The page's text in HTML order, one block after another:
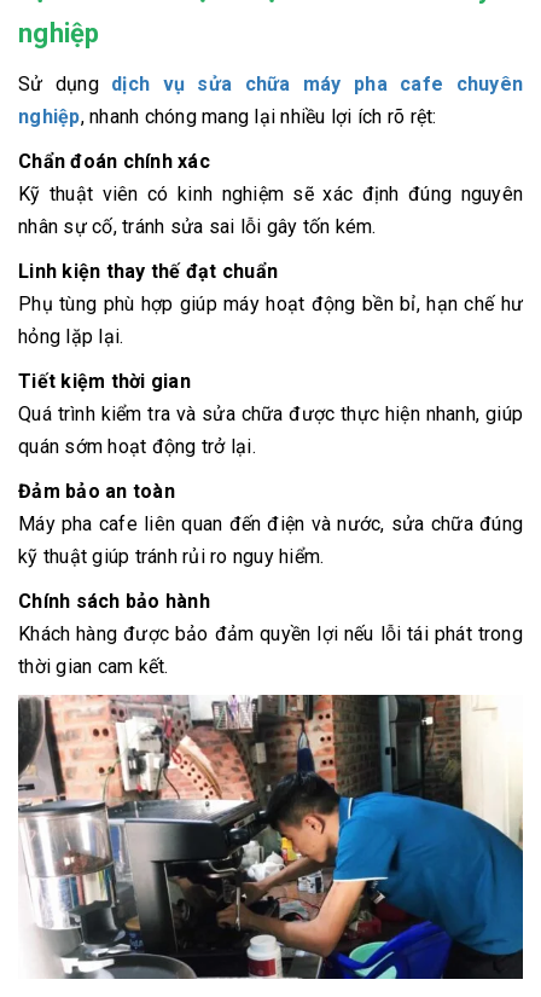
nghiệp
Sử dụng dịch vụ sửa chữa máy pha cafe chuyên
nghiệp, nhanh chóng mang lại nhiều lợi ích rõ rệt:
Chẩn đoán chính xác
Kỹ thuật viên có kinh nghiệm sẽ xác định đúng nguyên
nhân sự cố, tránh sửa sai lỗi gây tốn kém.
Linh kiện thay thế đạt chuẩn
Phụ tùng phù hợp giúp máy hoạt động bền bỉ, hạn chế hư
hỏng lặp lại.
Tiết kiệm thời gian
Quá trình kiểm tra và sửa chữa được thực hiện nhanh, giúp
quán sớm hoạt động trở lại.
Đảm bảo an toàn
Máy pha cafe liên quan đến điện và nước, sửa chữa đúng
kỹ thuật giúp tránh rủi ro nguy hiểm.
Chính sách bảo hành
Khách hàng được bảo đảm quyền lợi nếu lỗi tái phát trong
thời gian cam kết.